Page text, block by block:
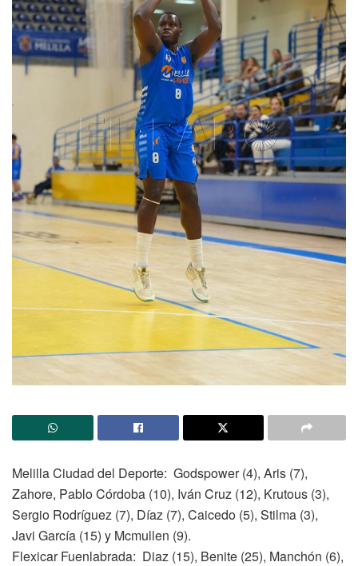
Melilla Ciudad del Deporte: Godspower (4), Aris (7),
Zahore, Pablo Córdoba (10), Iván Cruz (12), Krutous (3),
Sergio Rodríguez (7), Díaz (7), Caicedo (5), Stilma (3),
Javi García (15) y Mcmullen (9).
Flexicar Fuenlabrada: Diaz (15), Benite (25), Manchón (6),